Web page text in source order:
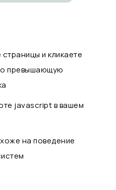
и кликаете
превышающую
javascript в вашем
на поведение